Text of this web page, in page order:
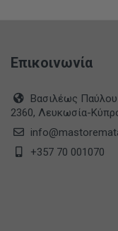
Επικοινωνία
Βασιλέως Παύλου
2360, Λευκωσία-
+357 70 001070